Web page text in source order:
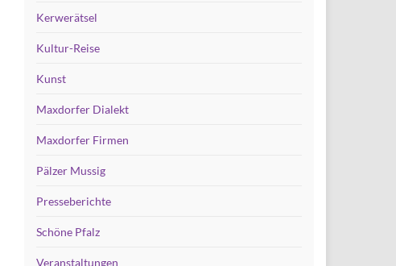
Kerwerätsel
Kultur-Reise
Kunst
Maxdorfer Dialekt
Maxdorfer Firmen
Pälzer Mussig
Presseberichte
Schöne Pfalz
Veranstaltungen